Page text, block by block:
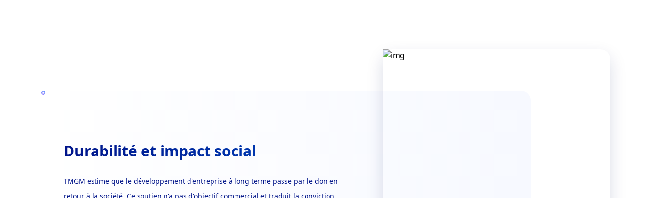
Durabilité et impact social
TMGM estime que le développement d'entreprise à long terme passe par le don en
retour à la société. Ce soutien n'a pas d'objectif commercial et traduit la conviction